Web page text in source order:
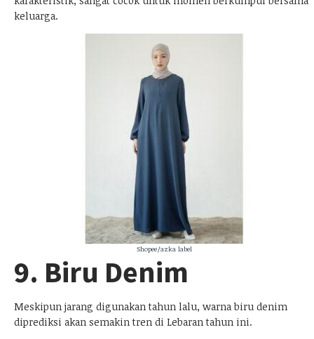
keluarga.
Shopee/azka label
9. Biru Denim
Meskipun jarang digunakan tahun lalu, warna biru denim
diprediksi akan semakin tren di Lebaran tahun ini.